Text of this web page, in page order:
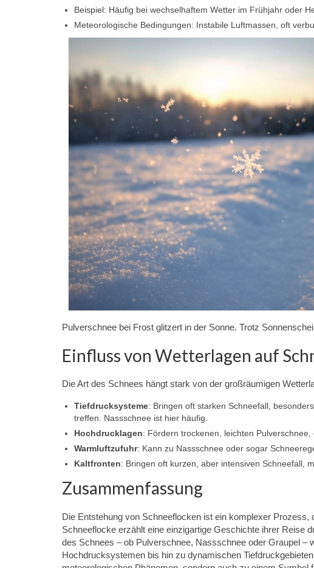
Beispiel: Häufig bei wechselhaftem Wetter im Frühjahr oder
Meteorologische Bedingungen: Instabile Luftmassen, oft
Pulverschnee bei Frost glitzert in der Sonne. Trotz
Einfluss von Wetterlagen auf
Die Art des Schnees hängt stark von der großräumigen
Tiefdrucksysteme: Bringen oft starken Schneefall,
treffen. Nassschnee ist hier häufig.
Hochdrucklagen: Fördern trockenen, leichten
Warmluftzufuhr: Kann zu Nassschnee oder sogar
Kaltfronten: Bringen oft kurzen, aber intensiven Schneefall,
Zusammenfassung
Die Entstehung von Schneeflocken ist ein komplexer
Schneeflocke erzählt eine einzigartige Geschichte ihrer Reise
des Schnees – ob Pulverschnee, Nassschnee oder Graupel –
Hochdrucksystemen bis hin zu dynamischen